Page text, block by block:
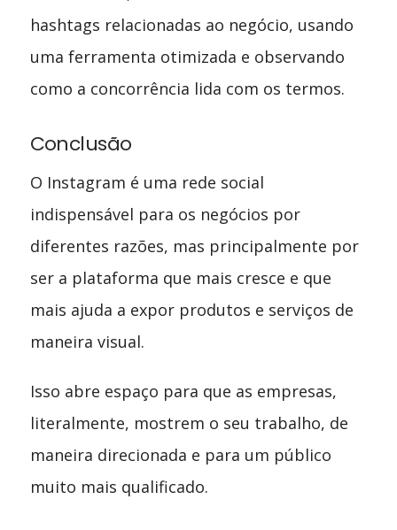
hashtags relacionadas ao negócio, usando
uma ferramenta otimizada e observando
como a concorrência lida com os termos.
Conclusão
O Instagram é uma rede social
indispensável para os negócios por
diferentes razões, mas principalmente por
ser a plataforma que mais cresce e que
mais ajuda a expor produtos e serviços de
maneira visual.
Isso abre espaço para que as empresas,
literalmente, mostrem o seu trabalho, de
maneira direcionada e para um público
muito mais qualificado.